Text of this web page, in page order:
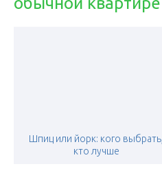
Шпиц или йорк: кого выбрать,
кто лучше